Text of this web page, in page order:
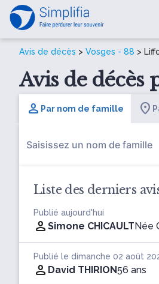
Avis de décès > Vosges - 88 >
Avis de décès
Par nom de famille
Liste des derniers
Publié aujourd'hui
Simone CHICAULTNée
Publié le dimanche 02 août
David THIRION56 ans